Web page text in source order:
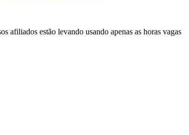
afiliados estão levando usando apenas as horas vagas